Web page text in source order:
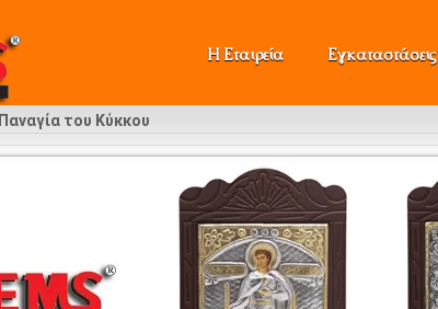
Η Εταιρεία Εγκαταστάσεις
Παναγία του Κύκκου